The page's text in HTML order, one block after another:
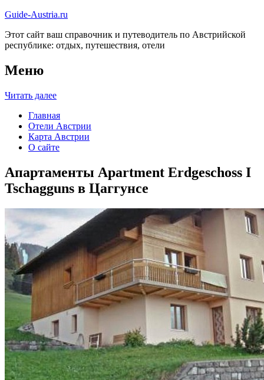
Guide-Austria.ru
Этот сайт ваш справочник и путеводитель по Австрийской
республике: отдых, путешествия, отели
Меню
Читать далее
Главная
Отели Австрии
Карта Австрии
О сайте
Апартаменты Apartment Erdgeschoss I
Tschagguns в Цаггунсе